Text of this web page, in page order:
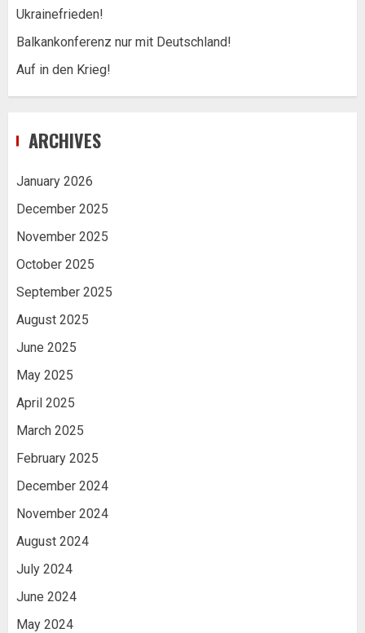
Ukrainefrieden!
Balkankonferenz nur mit Deutschland!
Auf in den Krieg!
ARCHIVES
January 2026
December 2025
November 2025
October 2025
September 2025
August 2025
June 2025
May 2025
April 2025
March 2025
February 2025
December 2024
November 2024
August 2024
July 2024
June 2024
May 2024